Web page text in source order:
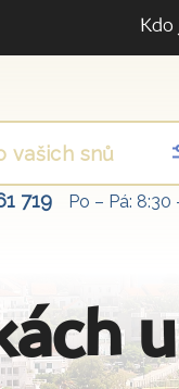
Kdo
719 Po – Pá: 8:30